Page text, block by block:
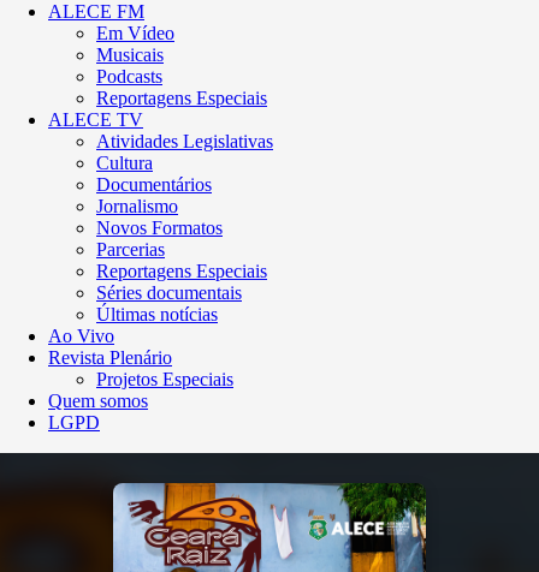
ALECE FM
Em Vídeo
Musicais
Podcasts
Reportagens Especiais
ALECE TV
Atividades Legislativas
Cultura
Documentários
Jornalismo
Novos Formatos
Parcerias
Reportagens Especiais
Séries documentais
Últimas notícias
Ao Vivo
Revista Plenário
Projetos Especiais
Quem somos
LGPD